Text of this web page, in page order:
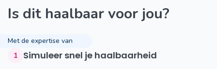
Is dit haalbaar voor jou?
Met de expertise van
1 Simuleer snel je haalbaarheid